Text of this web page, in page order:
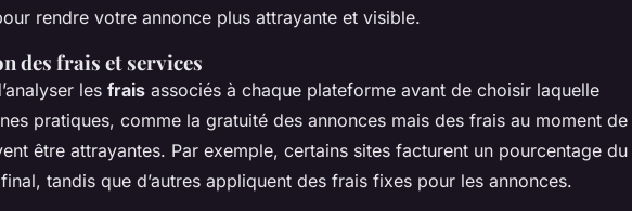
rendre votre annonce plus attrayante et visible.
des frais et services
les frais associés à chaque plateforme avant de choisir laquelle
pratiques, comme la gratuité des annonces mais des frais au moment de
être attrayantes. Par exemple, certains sites facturent un pourcentage du
tandis que d’autres appliquent des frais fixes pour les annonces.